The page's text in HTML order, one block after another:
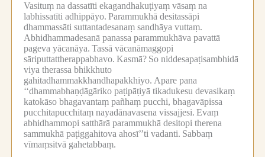
Vasituṃ na dassatīti ekagandhakuṭiyaṃ vāsaṃ na
labhissatīti adhippāyo. Parammukhā desitassāpi
dhammassāti suttantadesanaṃ sandhāya vuttaṃ.
Abhidhammadesanā panassa parammukhāva pavattā
pageva yācanāya. Tassā vācanāmaggopi
sāriputtattherappabhavo. Kasmā? So niddesapaṭisambhidā
viya therassa bhikkhuto
gahitadhammakkhandhapakkhiyo. Apare pana
‘‘dhammabhaṇḍāgāriko paṭipāṭiyā tikadukesu devasikaṃ
katokāso bhagavantaṃ pañhaṃ pucchi, bhagavāpissa
pucchitapucchitaṃ nayadānavasena vissajjesi. Evaṃ
abhidhammopi satthārā parammukhā desitopi therena
sammukhā paṭiggahitova ahosī’’ti vadanti. Sabbaṃ
vīmaṃsitvā gahetabbaṃ.